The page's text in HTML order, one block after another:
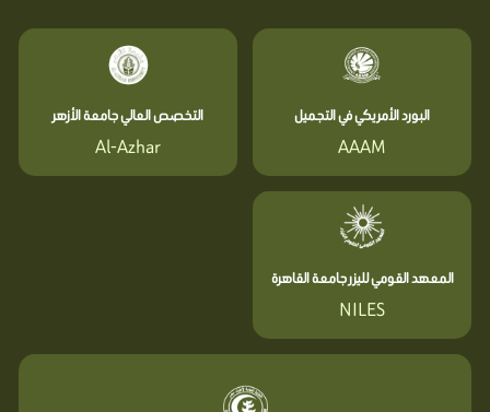
البورد الأمريكي في التجميل
AAAM
التخصص العالي جامعة الأزهر
Al-Azhar
المعهد القومي لليزر جامعة القاهرة
NILES